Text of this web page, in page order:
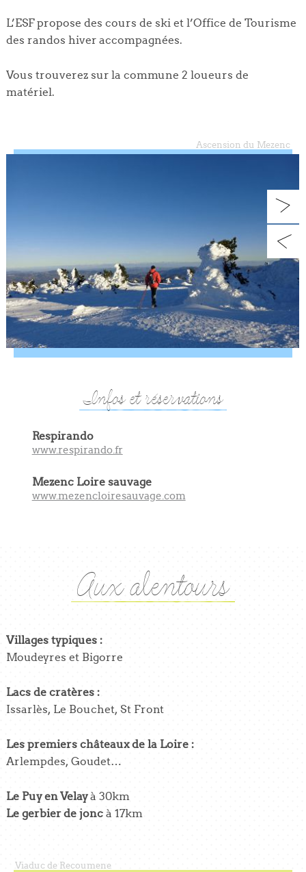
L’ESF propose des cours de ski et l’Office de Tourisme
des randos hiver accompagnées.
Vous trouverez sur la commune 2 loueurs de
matériel.
Ascension du Mezenc
Infos et réservations
Respirando
www.respirando.fr
Mezenc Loire sauvage
www.mezencloiresauvage.com
Aux alentours
Villages typiques :
Moudeyres et Bigorre
Lacs de cratères :
Issarlès, Le Bouchet, St Front
Les premiers châteaux de la Loire :
Arlempdes, Goudet…
Le Puy en Velayà 30km
Le gerbier de joncà 17km
Viaduc de Recoumene